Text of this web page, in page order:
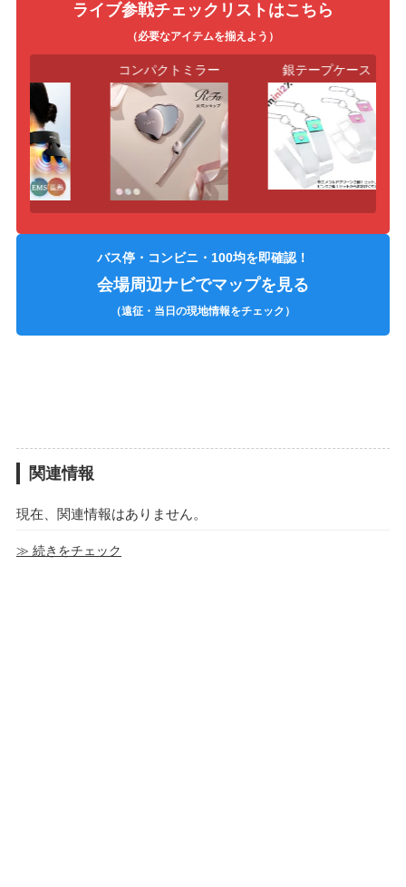
ライブ参戦チェックリストはこちら
（必要なアイテムを揃えよう）
コンパクトミラー 銀テープケース
バス停・コンビニ・100均を即確認！
会場周辺ナビでマップを見る
（遠征・当日の現地情報をチェック）
関連情報
現在、関連情報はありません。
≫ 続きをチェック